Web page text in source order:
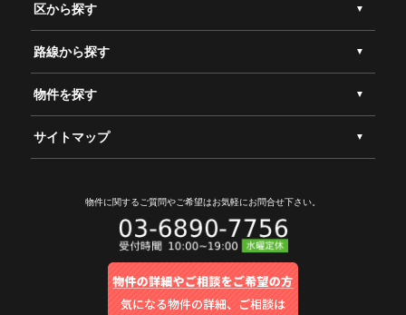
区から探す
路線から探す
物件を探す
サイトマップ
物件に関するご質問やご希望はお気軽にお問合せ下さい。